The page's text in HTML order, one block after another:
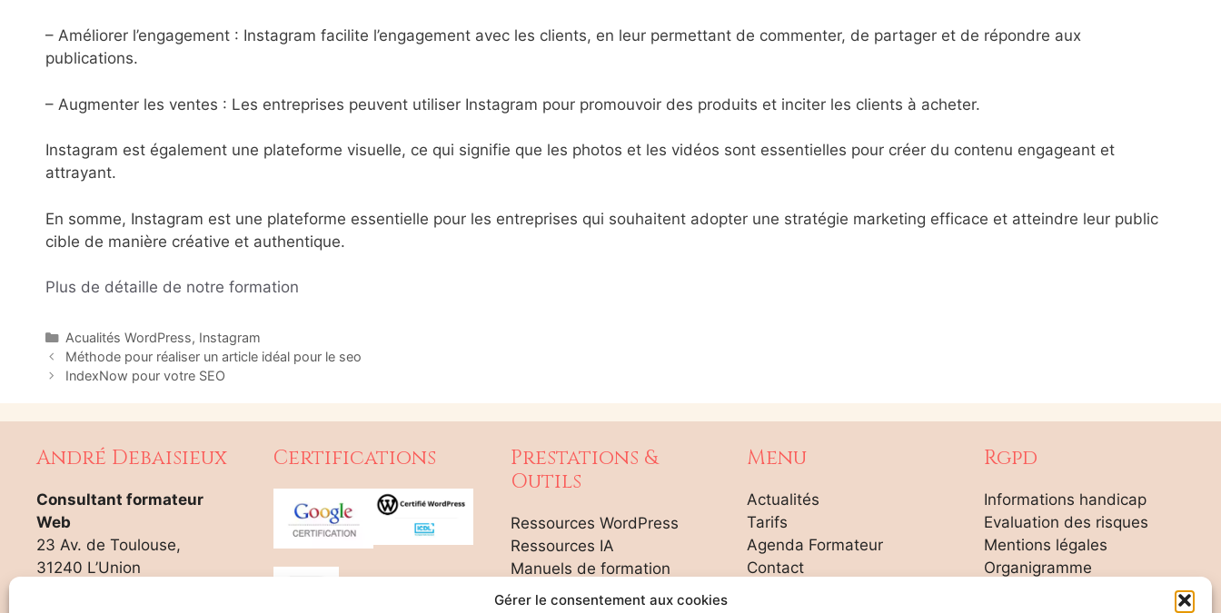
Gérer le consentement aux cookies
– Améliorer l’engagement : Instagram facilite l’engagement avec les clients, en leur permettant de commenter, de partager et de répondre aux
publications.
– Augmenter les ventes : Les entreprises peuvent utiliser Instagram pour promouvoir des produits et inciter les clients à acheter.
Instagram est également une plateforme visuelle, ce qui signifie que les photos et les vidéos sont essentielles pour créer du contenu engageant et
attrayant.
En somme, Instagram est une plateforme essentielle pour les entreprises qui souhaitent adopter une stratégie marketing efficace et atteindre leur public
cible de manière créative et authentique.
Plus de détaille de notre formation
Catégories
Acualités WordPress, Instagram
Méthode pour réaliser un article idéal pour le seo
IndexNow pour votre SEO
André Debaisieux
Consultant formateur
Web
23 Av. de Toulouse,
31240 L’Union
Certifications
Prestations &
Outils
Ressources WordPress
Ressources IA
Manuels de formation
Réduction Stagiaires
Menu
Actualités
Tarifs
Agenda Formateur
Contact
Rgpd
Informations handicap
Evaluation des risques
Mentions légales
Organigramme